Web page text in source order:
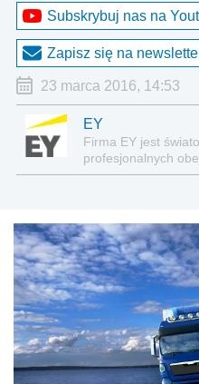
Subskrybuj nas na
Zapisz się na
23 marca 2016, 14:53
EY
Firma EY jest
profesjonalnych
doradztwo